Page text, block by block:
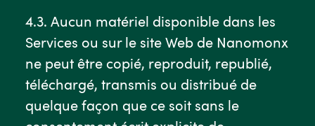
4.3. Aucun matériel disponible dans les
Services ou sur le site Web de Nanomonx
ne peut être copié, reproduit, republié,
téléchargé, transmis ou distribué de
quelque façon que ce soit sans le